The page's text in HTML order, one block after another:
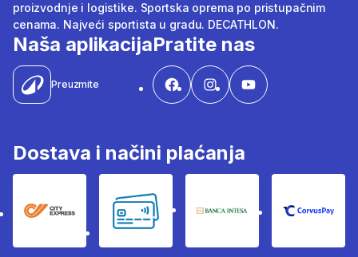
proizvodnje i logistike. Sportska oprema po pristupačnim
cenama. Najveći sportista u gradu. DECATHLON.
Naša aplikacija
Preuzmite
Pratite nas
Dostava i načini plaćanja
City Express Bankovne karticeBanka Intesa